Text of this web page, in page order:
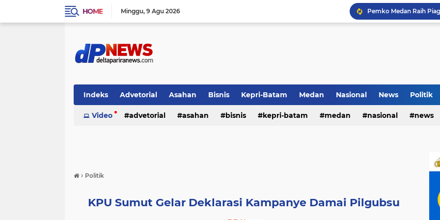
HOME Minggu 9 Agu 2026
Pemko Medan Raih
Indeks Advetorial Asahan Bisnis Kepri-Batam Medan Nasional News Politik
Video advetorial asahan bisnis kepri-batam medan nasional news
› Politik
KPU Sumut Gelar Deklarasi Kampanye Damai Pilgubsu